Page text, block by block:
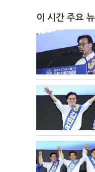
이 시간 주요